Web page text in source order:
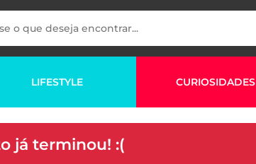
LIFESTYLE CURIOSIDADES
já terminou! :(